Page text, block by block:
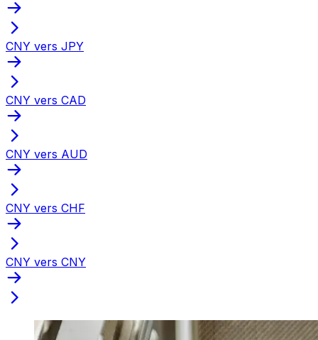
CNY vers JPY
CNY vers CAD
CNY vers AUD
CNY vers CHF
CNY vers CNY